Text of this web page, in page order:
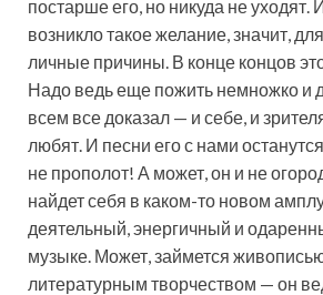
постарше его, но никуда не уходят.
возникло такое желание, значит,
личные причины. В конце концов
Надо ведь еще пожить немножко и
всем все доказал — и себе, и
любят. И песни его с нами
не прополот! А может, он и не
найдет себя в каком-то новом
деятельный, энергичный и
музыке. Может, займется
литературным творчеством — он